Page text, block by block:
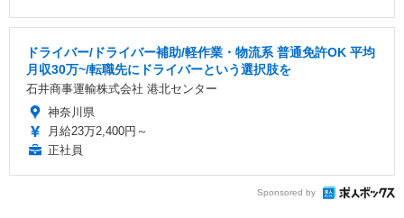
ドライバー/ドライバー補助/軽作業・物流系 普通免許OK 平均
月収30万~/転職先にドライバーという選択肢を
石井商事運輸株式会社 港北センター
神奈川県
月給23万2,400円～
正社員
Sponsored by